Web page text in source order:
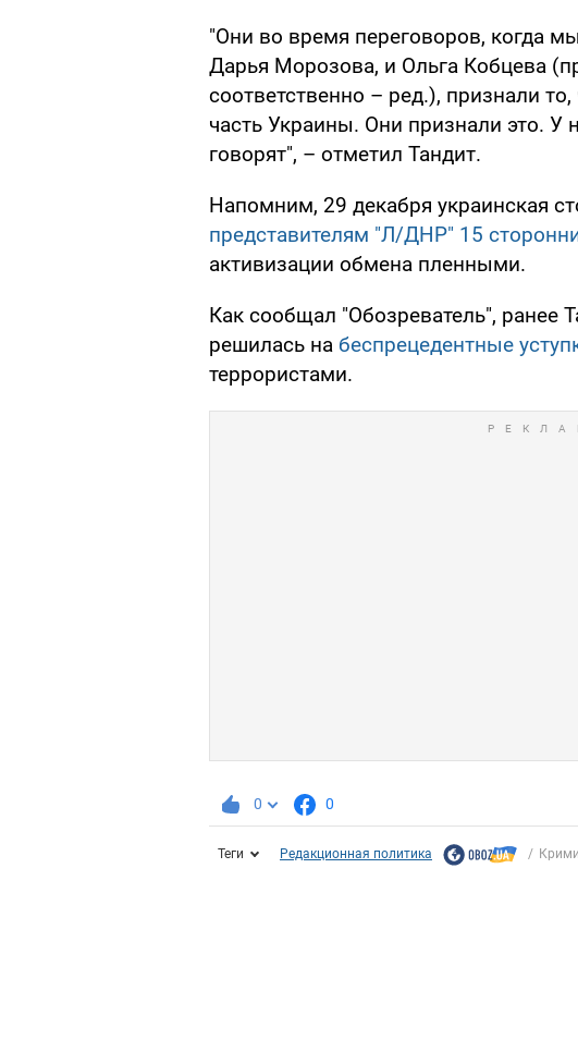
"Они во время переговоров, когда
Дарья Морозова, и Ольга Кобцева
соответственно – ред.), признали
часть Украины. Они признали это. У
говорят", – отметил Тандит.
Напомним, 29 декабря украинская
представителям "Л/ДНР" 15
активизации обмена пленными.
Как сообщал "Обозреватель", ранее
решилась на беспрецедентные
террористами.
0 0
Теги Редакционная политика